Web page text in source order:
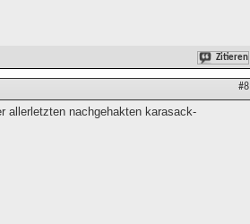
Zitieren
#8
allerletzten nachgehakten karasack-